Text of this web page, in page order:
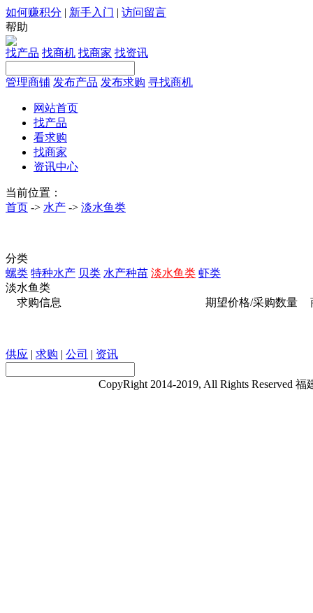
如何赚积分 | 新手入门 | 访问留言
帮助
找产品 找商机 找商家 找资讯
管理商铺 发布产品 发布求购 寻找商机
网站首页
找产品
看求购
找商家
资讯中心
当前位置：
首页 -> 水产 -> 淡水鱼类
分类
螺类 特种水产 贝类 水产种苗 淡水鱼类 虾类
淡水鱼类
求购信息
期望价格/采购数量
供应 | 求购 | 公司 | 资讯
CopyRight 2014-2019, All Rights Reserved